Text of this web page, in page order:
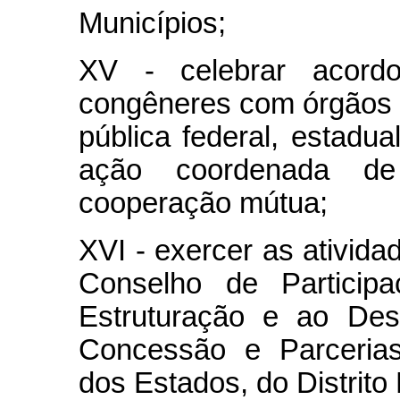
Municípios;
XV - celebrar
congêneres com
pública federal,
ação coordenada
cooperação mútua;
XVI - exercer as
Conselho de
Estruturação e ao
Concessão e
dos Estados, do